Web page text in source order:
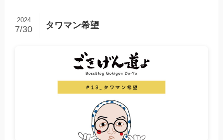
タワマン希望
2024
7/30